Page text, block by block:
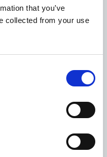
that you’ve
collected from your use
des notes frais
en photo leurs
le reçu par e-mail
sont